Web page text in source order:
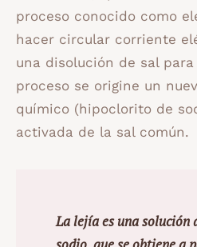
proceso conocido como
hacer circular corriente
una disolución de sal
proceso se origine un
químico (hipoclorito de
activada de la sal común.
La lejía es una solución